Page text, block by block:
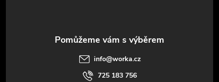
info@worka.cz
725 183 756